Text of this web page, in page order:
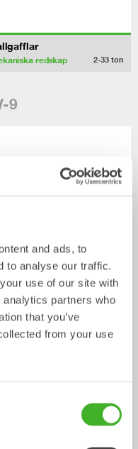
and ads, to
to analyse our traffic.
use of our site with
partners who
that you’ve
from your use
redskap 2-33 ton
9
0-40ton